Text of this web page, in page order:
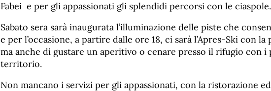
Fabei e per gli appassionati gli splendidi percorsi con le ciaspole.
Sabato sera sarà inaugurata l’illuminazione delle piste che
e per l’occasione, a partire dalle ore 18, ci sarà l’Apres-Ski con
ma anche di gustare un aperitivo o cenare presso il rifugio con
territorio.
Non mancano i servizi per gli appassionati, con la ristorazione